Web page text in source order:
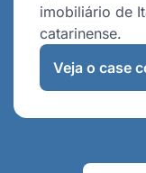
imobiliário de
catarinense.
Veja o case